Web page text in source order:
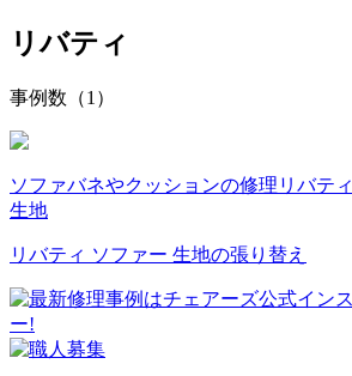
リバティ
事例数（1）
ソファバネやクッションの修理 リバティ
生地
リバティ ソファー 生地の張り替え